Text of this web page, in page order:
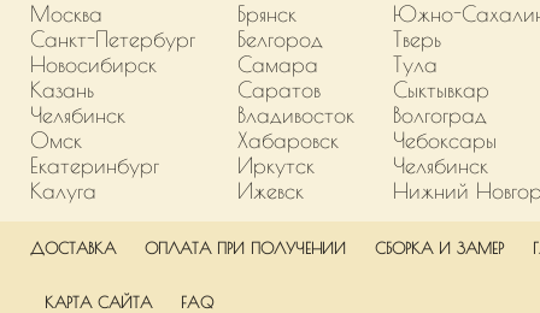
Москва
Санкт-Петербург
Новосибирск
Казань
Челябинск
Омск
Екатеринбург
Калуга
Брянск
Белгород
Самара
Саратов
Владивосток
Хабаровск
Иркутск
Ижевск
Южно-
Тверь
Тула
Сыктывкар
Волгоград
Чебоксары
Челябинск
Нижний
ДОСТАВКА ОПЛАТА ПРИ ПОЛУЧЕНИИ СБОРКА И ЗАМЕР
КАРТА САЙТА FAQ